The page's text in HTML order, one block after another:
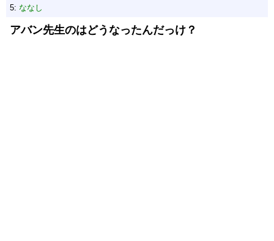
5: ななし
アバン先生のはどうなったんだっけ？